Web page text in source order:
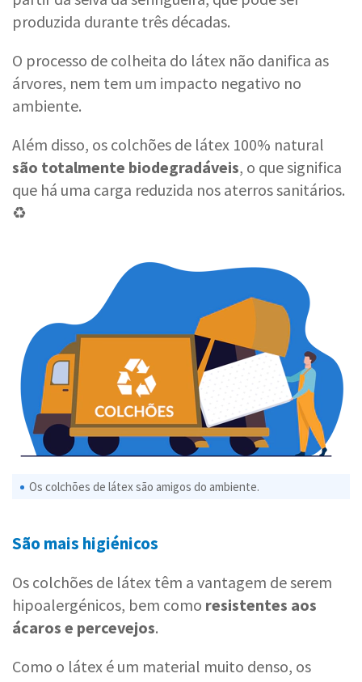
produzida durante três décadas.
O processo de colheita do látex não danifica as
árvores, nem tem um impacto negativo no
ambiente.
Além disso, os colchões de látex 100% natural
são totalmente biodegradáveis, o que significa
que há uma carga reduzida nos aterros sanitários.
♻️
Os colchões de látex são amigos do ambiente.
São mais higiénicos
Os colchões de látex têm a vantagem de serem
hipoalergénicos, bem como resistentes aos
ácaros e percevejos.
Como o látex é um material muito denso, os